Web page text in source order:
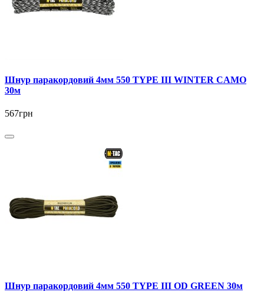
Шнур паракордовий 4мм 550 TYPE III WINTER CAMO
30м
567грн
Шнур паракордовий 4мм 550 TYPE III OD GREEN 30м